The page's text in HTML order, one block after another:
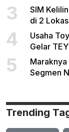
3
SIM
di 2
4
Usaha
Gelar
5
Segmen
Trending